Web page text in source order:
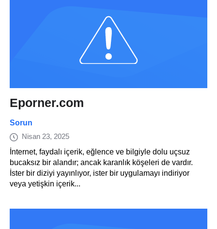
Eporner.com
Sorun
Nisan 23, 2025
İnternet, faydalı içerik, eğlence ve bilgiyle dolu uçsuz
bucaksız bir alandır; ancak karanlık köşeleri de vardır.
İster bir diziyi yayınlıyor, ister bir uygulamayı indiriyor
veya yetişkin içerik...